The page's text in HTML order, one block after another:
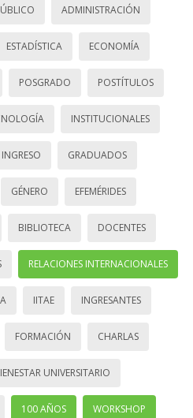
ADMINISTRACIÓN
ESTADÍSTICA ECONOMÍA
POSGRADO POSTÍTULOS
INSTITUCIONALES
INGRESO GRADUADOS
GÉNERO EFEMÉRIDES
BIBLIOTECA DOCENTES
RELACIONES INTERNACIONALES
IITAE INGRESANTES
FORMACIÓN CHARLAS
UNIVERSITARIO
100 AÑOS WORKSHOP